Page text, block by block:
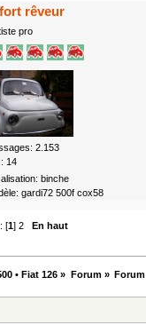
fort rêveur
pro
2.153
14
binche
gardi72 500f cox58
[1]2 En haut
• Fiat 126 » Forum»